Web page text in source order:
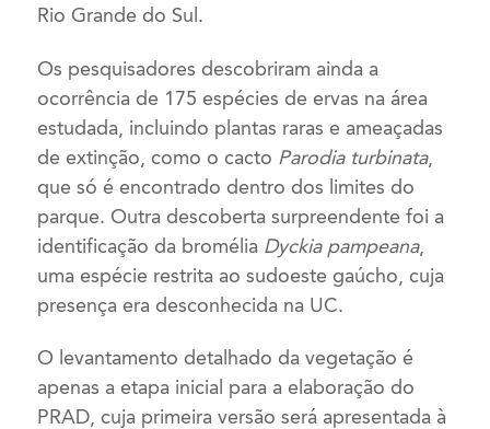
Rio Grande do Sul.
Os pesquisadores descobriram ainda a
ocorrência de 175 espécies de ervas na área
estudada, incluindo plantas raras e ameaçadas
de extinção, como o cacto Parodia turbinata,
que só é encontrado dentro dos limites do
parque. Outra descoberta surpreendente foi a
identificação da bromélia Dyckia pampeana,
uma espécie restrita ao sudoeste gaúcho, cuja
presença era desconhecida na UC.
O levantamento detalhado da vegetação é
apenas a etapa inicial para a elaboração do
PRAD, cuja primeira versão será apresentada à